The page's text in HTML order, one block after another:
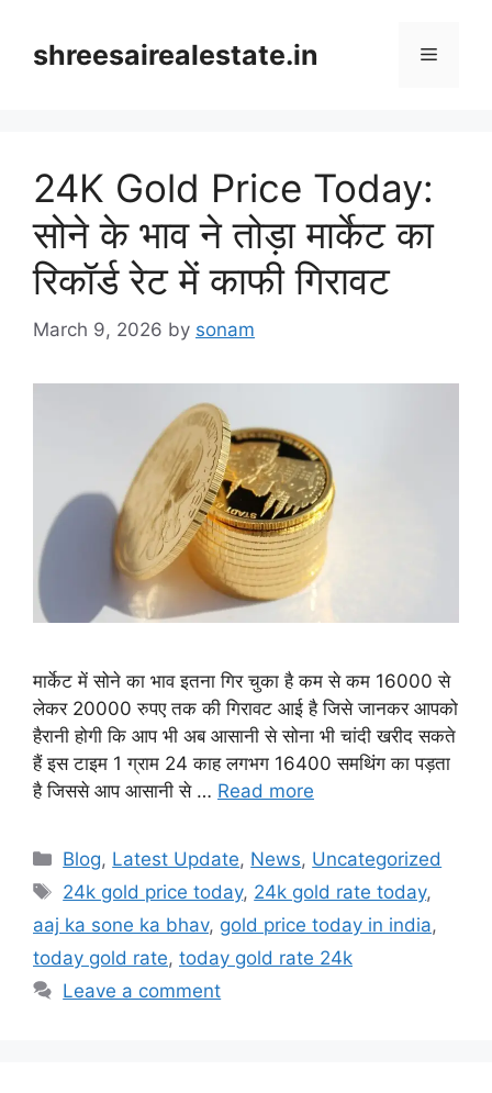
contentshreesairealestate.in Menu
24K Gold Price Today:
सोने के भाव ने तोड़ा मार्केट का
रिकॉर्ड रेट में काफी गिरावट
March 9, 2026 by sonam
मार्केट में सोने का भाव इतना गिर चुका है कम से कम 16000 से
लेकर 20000 रुपए तक की गिरावट आई है जिसे जानकर आपको
हैरानी होगी कि आप भी अब आसानी से सोना भी चांदी खरीद सकते
हैं इस टाइम 1 ग्राम 24 काह लगभग 16400 समथिंग का पड़ता
है जिससे आप आसानी से … Read more
Categories
Blog, Latest Update, News, Uncategorized
Tags
24k gold price today, 24k gold rate today,
aaj ka sone ka bhav, gold price today in india,
today gold rate, today gold rate 24k
Leave a comment